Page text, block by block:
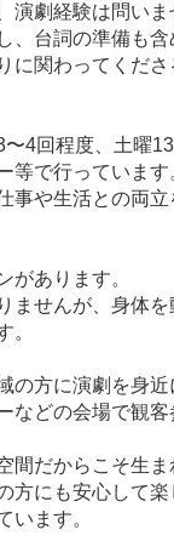
演劇経験は問いま
、台詞の準備も
に関わってくださ
4回程度、土曜
等で行っています
事や生活との両
があります。
ませんが、身体
。
の方に演劇を身
などの会場で観
間だからこそ生
方にも安心して
います。